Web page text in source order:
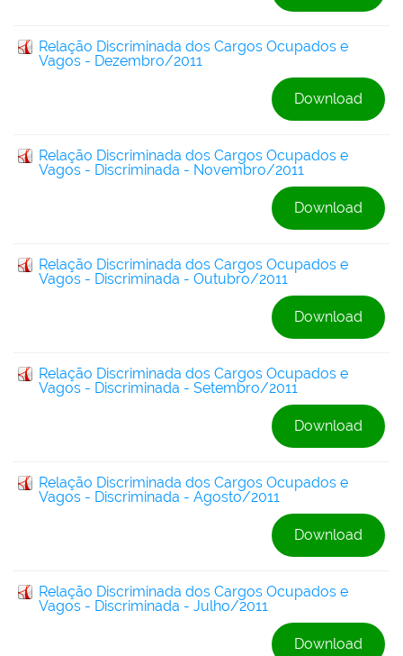
Relação Discriminada dos Cargos Ocupados e
Vagos - Dezembro/2011
Download
Relação Discriminada dos Cargos Ocupados e
Vagos - Discriminada - Novembro/2011
Download
Relação Discriminada dos Cargos Ocupados e
Vagos - Discriminada - Outubro/2011
Download
Relação Discriminada dos Cargos Ocupados e
Vagos - Discriminada - Setembro/2011
Download
Relação Discriminada dos Cargos Ocupados e
Vagos - Discriminada - Agosto/2011
Download
Relação Discriminada dos Cargos Ocupados e
Vagos - Discriminada - Julho/2011
Download